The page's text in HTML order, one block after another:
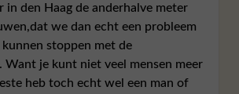
den Haag de anderhalve meter
we dan echt een probleem
stoppen met de
Want je kunt niet veel mensen meer
heb toch echt wel een man of